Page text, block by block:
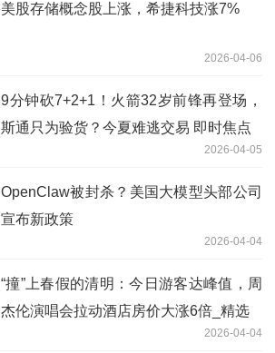
美股存储概念股上涨，希捷科技涨7%
2026-04-06
9分钟砍7+2+1！火箭32岁前锋再登场，
斯通只为验货？今夏难逃交易 即时焦点
2026-04-05
OpenClaw被封杀？美国大模型头部公司
宣布新政策
2026-04-04
“撞”上春假的清明：今日游客达峰值，周
杰伦演唱会拉动酒店房价大涨6倍_精选
2026-04-04